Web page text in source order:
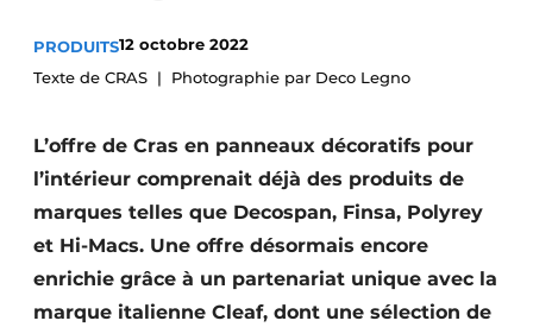
Privacy / Cookie statement
S’inscrire
S’inscrire
Termes et conditions
Video’s
PRODUITS12 octobre 2022
Texte de CRAS
Photographie par Deco Legno
L’offre de Cras en panneaux décoratifs pour
l’intérieur comprenait déjà des produits de
marques telles que Decospan, Finsa, Polyrey
et Hi-Macs. Une offre désormais encore
enrichie grâce à un partenariat unique avec la
marque italienne Cleaf, dont une sélection de